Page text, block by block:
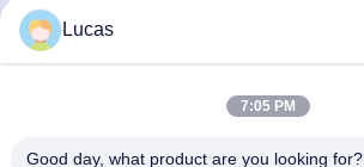
은 품질의 자동 레이저
PCB 절단 기계 SMT 생산
Lucas
7:05 PM
Good day, what product are you looking for?